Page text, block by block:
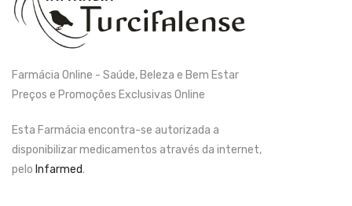
Farmácia Online - Saúde, Beleza e Bem Estar
Preços e Promoções Exclusivas Online
Esta Farmácia encontra-se autorizada a
disponibilizar medicamentos através da internet,
pelo Infarmed.